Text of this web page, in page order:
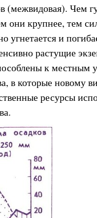
(межвидовая). Чем
они крупнее, тем
угнетается и
растущие
к местным
в которые новому
ресурсы